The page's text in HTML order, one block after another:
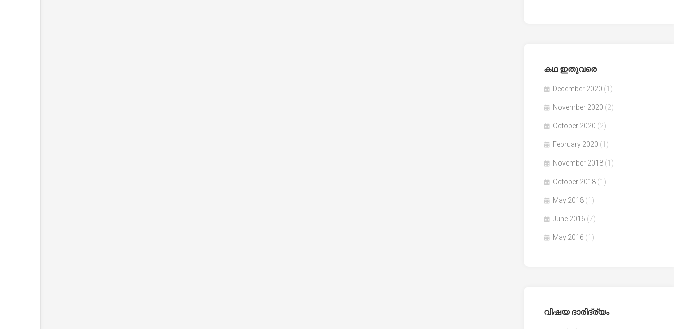
കഥ ഇതുവരെ
December 2020 (1)
November 2020 (2)
October 2020 (2)
February 2020 (1)
November 2018 (1)
October 2018 (1)
May 2018 (1)
June 2016 (7)
May 2016 (1)
വിഷയ ദാരിദ്ര്യം